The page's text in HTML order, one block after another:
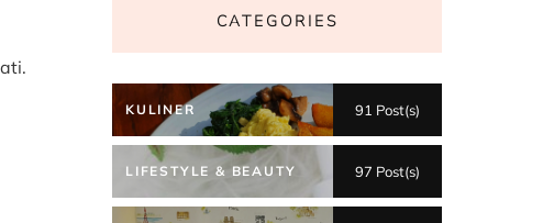
CATEGORIES
KULINER 91 Post(s)
LIFESTYLE & BEAUTY 97 Post(s)